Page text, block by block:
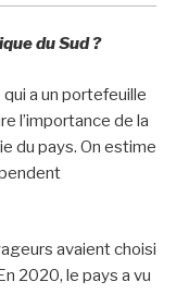
du Sud ?
a un portefeuille
l’importance de la
du pays. On estime
avaient choisi
2020, le pays a vu